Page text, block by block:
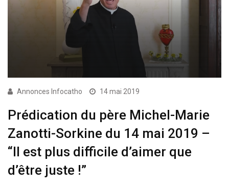
Annonces Infocatho 14 mai 2019
Prédication du père Michel-Marie
Zanotti-Sorkine du 14 mai 2019 –
“Il est plus difficile d’aimer que
d’être juste !”